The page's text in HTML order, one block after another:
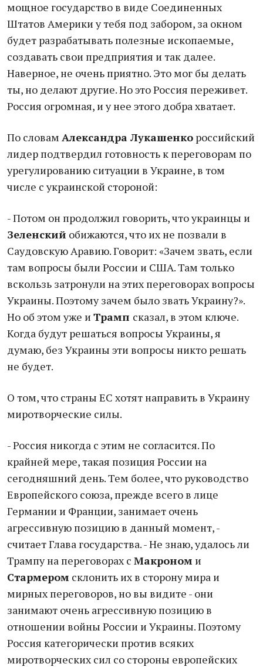
мощное государство в виде Соединенных
Штатов Америки у тебя под забором, за окном
будет разрабатывать полезные ископаемые,
создавать свои предприятия и так далее.
Наверное, не очень приятно. Это мог бы делать
ты, но делают другие. Но это Россия переживет.
Россия огромная, и у нее этого добра хватает.
По словам Александра Лукашенко российский
лидер подтвердил готовность к переговорам по
урегулированию ситуации в Украине, в том
числе с украинской стороной:
- Потом он продолжил говорить, что украинцы и
Зеленский обижаются, что их не позвали в
Саудовскую Аравию. Говорит: «Зачем звать, если
там вопросы были России и США. Там только
вскользь затронули на этих переговорах вопросы
Украины. Поэтому зачем было звать Украину?».
Но об этом уже и Трамп сказал, в этом ключе.
Когда будут решаться вопросы Украины, я
думаю, без Украины эти вопросы никто решать
не будет.
О том, что страны ЕС хотят направить в Украину
миротворческие силы.
- Россия никогда с этим не согласится. По
крайней мере, такая позиция России на
сегодняшний день. Тем более, что руководство
Европейского союза, прежде всего в лице
Германии и Франции, занимает очень
агрессивную позицию в данный момент, -
считает Глава государства. - Не знаю, удалось ли
Трампу на переговорах с Макроном и
Стармером склонить их в сторону мира и
мирных переговоров, но вы видите - они
занимают очень агрессивную позицию в
отношении войны России и Украины. Поэтому
Россия категорически против всяких
миротворческих сил со стороны европейских